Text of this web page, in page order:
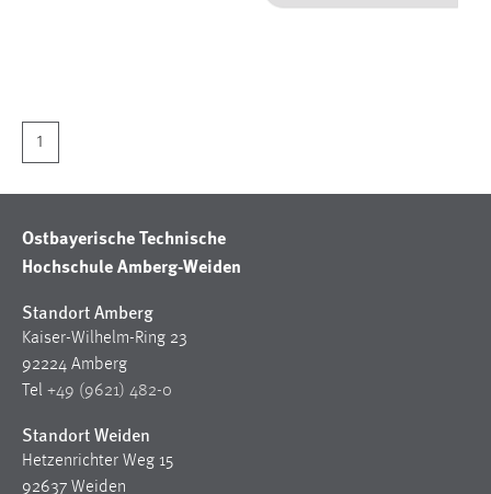
1
Ostbayerische Technische
Hochschule Amberg-Weiden
Standort Amberg
Kaiser-Wilhelm-Ring 23
92224 Amberg
Tel +49 (9621) 482-0
Standort Weiden
Hetzenrichter Weg 15
92637 Weiden
Zweck:
gespeichert, ob man eingeloggt ist.
Sprachpräferenz
Name:
site-language-preference
Das Cookie speichert die gewählte Sprache der Website.
Cookie Laufzeit: